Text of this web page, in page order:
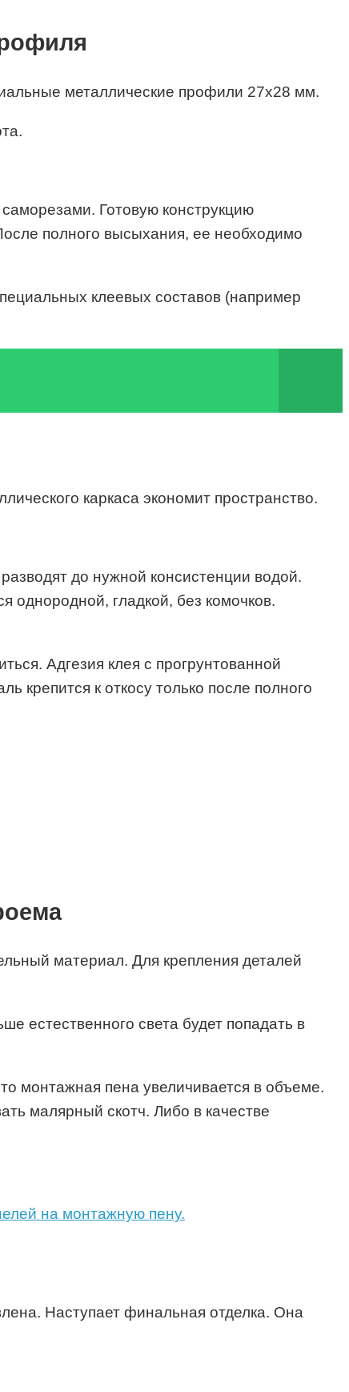
металлические профили 27х28 мм.
Готовую конструкцию
полного высыхания, ее необходимо
клеевых составов (например
каркаса экономит пространство.
до нужной консистенции водой.
однородной, гладкой, без комочков.
Адгезия клея с прогрунтованной
крепится к откосу только после полного
материал. Для крепления деталей
естественного света будет попадать в
монтажная пена увеличивается в объеме.
малярный скотч. Либо в качестве
на монтажную пену.
Наступает финальная отделка. Она